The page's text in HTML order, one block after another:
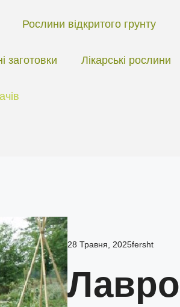
Рослини відкритого грунту
заготовки Лікарські рослини
28 Травня, 2025fersht